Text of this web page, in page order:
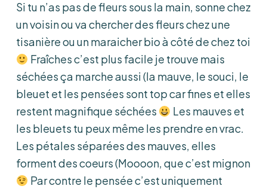
Si tu n’as pas de fleurs sous la main, sonne chez
un voisin ou va chercher des fleurs chez une
tisanière ou un maraicher bio à côté de chez toi
Fraîches c’est plus facile je trouve mais
séchées ça marche aussi (la mauve, le souci, le
bleuet et les pensées sont top car fines et elles
restent magnifique séchées
Les mauves et
les bleuets tu peux même les prendre en vrac.
Les pétales séparées des mauves, elles
forment des coeurs (Moooon, que c’est mignon
Par contre le pensée c’est uniquement